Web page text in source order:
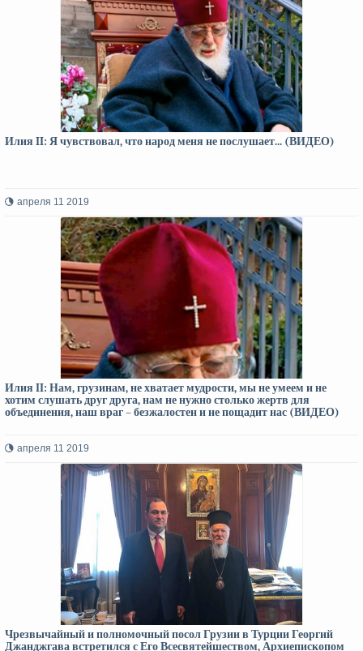
Илия II: Я чувствовал, что народ меня не послушает... (ВИДЕО)
апреля 11 2019
Илия II: Нам, грузинам, не хватает мудрости, мы не умеем и не
хотим слушать друг друга, нам не нужно столько жертв для
объединения, наш враг – безжалостен и не пощадит нас (ВИДЕО)
апреля 11 2019
Чрезвычайный и полномочный посол Грузии в Турции Георгий
Джанджгава встретился с Его Всесвятейшеством, Архиепископом